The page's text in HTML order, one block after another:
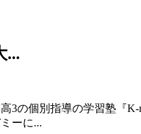
...
3の個別指導の学習塾『
ーに...